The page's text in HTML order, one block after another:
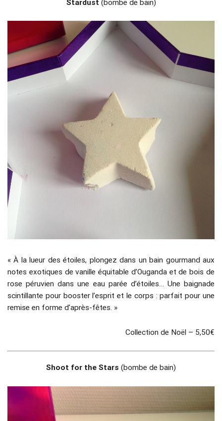
Stardust (bombe de bain)
« À la lueur des étoiles, plongez dans un bain gourmand aux
notes exotiques de vanille équitable d’Ouganda et de bois de
rose péruvien dans une eau parée d’étoiles… Une baignade
scintillante pour booster l’esprit et le corps : parfait pour une
remise en forme d’après-fêtes. »
Collection de Noël – 5,50€
Shoot for the Stars (bombe de bain)